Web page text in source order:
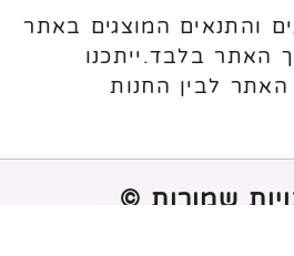
והתנאים המוצגים באתר
האתר בלבד.ייתכנו
לבין החנות
שמורות ©